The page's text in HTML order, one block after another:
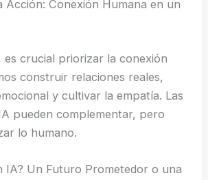
Acción: Conexión Humana en un
es crucial priorizar la conexión
construir relaciones reales,
y cultivar la empatía. Las
pueden complementar, pero
lo humano.
IA? Un Futuro Prometedor o una